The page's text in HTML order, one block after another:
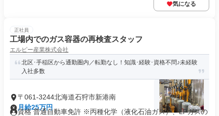
気になる
正社員
工場内でのガス容器の再検査スタッフ
エルピー産業株式会社
北区･手稲区から通勤圏内／転勤なし！知識･経験･資格不問♪未経験
入社多数
〒061-3244北海道石狩市新港南
月給25万円
資格 普通自動車免許 ※丙種化学（液化石油ガス）、LPガスの